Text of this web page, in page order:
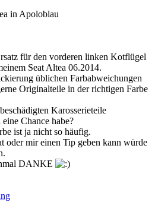
in Apoloblau
für den vorderen linken Kotflügel
Seat Altea 06.2014.
üblichen Farbabweichungen
Originalteile in der richtigen Farbe
Karosserieteile
Chance habe?
ist ja nicht so häufig.
oder mir einen Tip geben kann würde
DANKE